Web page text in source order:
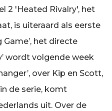
2 'Heated Rivalry', het
is uiteraard als eerste
Game’, het directe
wordt volgende week
over Kip en Scott,
de serie, komt
uit. Over de